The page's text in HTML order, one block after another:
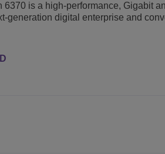
6370 is a high-performance, Gigabit
generation digital enterprise and